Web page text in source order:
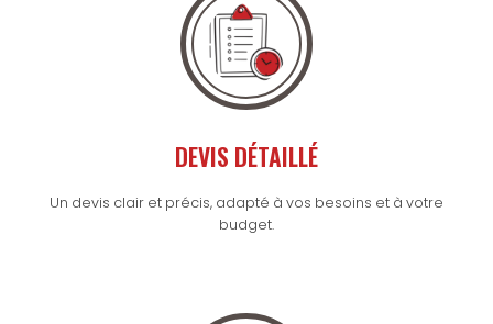
DEVIS DÉTAILLÉ
Un devis clair et précis, adapté à vos besoins et à votre
budget.